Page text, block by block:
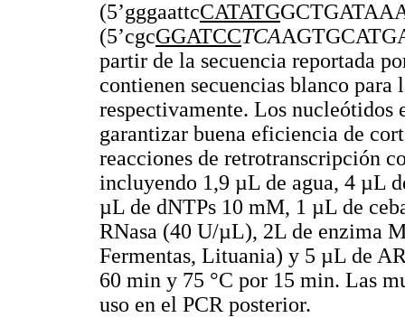
(5’gggaattcCATATG
(5’cgcGGATCCTCA
partir de la secuencia reportada
contienen secuencias blanco
respectivamente. Los nucleótidos
garantizar buena eficiencia de
reacciones de retrotranscripción
incluyendo 1,9 µL de agua, 4 µL
µL de dNTPs 10 mM, 1 µL de
RNasa (40 U/µL), 2L de enzima
Fermentas, Lituania) y 5 µL de
60 min y 75 °C por 15 min. Las
uso en el PCR posterior.